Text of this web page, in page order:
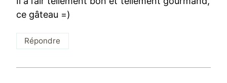
ce gâteau =)
Répondre